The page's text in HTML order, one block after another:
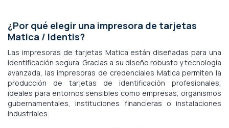
¿Por qué elegir una impresora de tarjetas
Matica / Identis?
Las impresoras de tarjetas Matica están diseñadas para una
identificación segura. Gracias a su diseño robusto y tecnología
avanzada, las impresoras de credenciales Matica permiten la
producción de tarjetas de identificación profesionales,
ideales para entornos sensibles como empresas, organismos
gubernamentales, instituciones financieras o instalaciones
industriales.